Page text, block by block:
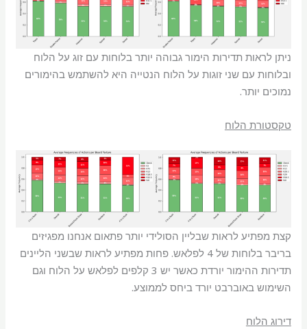
ניתן לראות תדירות הימור גבוהה יותר בלוחות עם זוג על הלוח
ובלוחות עם שני זוגות על הלוח הנטייה היא להשתמש בהימורים
נמוכים יותר.
טקסטורת הלוח
קצת מפתיע לראות שבליין הסולידי יותר פתאום אנחנו מפגיזים
בריבר בלוחות של 4 לפלאש. פחות מפתיע לראות שבשני הליינים
תדירות ההימור יורדת כאשר יש 3 קלפים לפלאש על הלוח וגם
השימוש באוברבט יורד ביחס לממוצע.
דירוג הלוח